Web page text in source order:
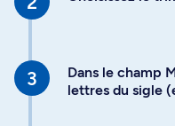
Dans le champ
lettres du sigle